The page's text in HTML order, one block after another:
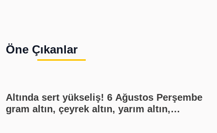
Öne Çıkanlar
Altında sert yükseliş! 6 Ağustos Perşembe
gram altın, çeyrek altın, yarım altın,